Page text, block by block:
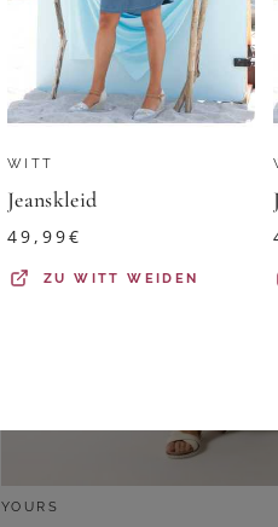
YOURS
WITT
Jeanskleid
49,99€
ZUWITT WEIDEN